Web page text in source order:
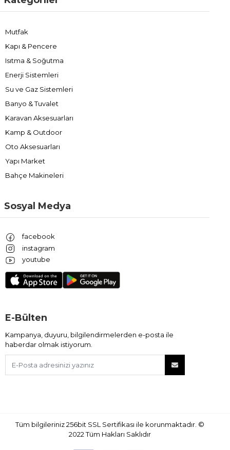
Mutfak
Kapı & Pencere
Isıtma & Soğutma
Enerji Sistemleri
Su ve Gaz Sistemleri
Banyo & Tuvalet
Karavan Aksesuarları
Kamp & Outdoor
Oto Aksesuarları
Yapı Market
Bahçe Makineleri
Sosyal Medya
facebook
instagram
youtube
E-Bülten
Kampanya, duyuru, bilgilendirmelerden e-posta ile
haberdar olmak istiyorum.
Tüm bilgileriniz 256bit SSL Sertifikası ile korunmaktadır. ©
2022Tüm Hakları Saklıdır